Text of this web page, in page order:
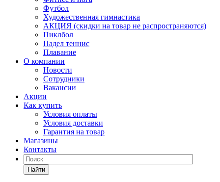
Футбол
Художественная гимнастика
АКЦИЯ (скидки на товар не распространяются)
Пиклбол
Падел теннис
Плавание
О компании
Новости
Сотрудники
Вакансии
Акции
Как купить
Условия оплаты
Условия доставки
Гарантия на товар
Магазины
Контакты
Найти